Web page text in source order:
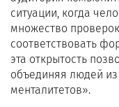
ситуации, когда
множество
соответствовать
эта открытость
объединяя людей из
менталитетов».